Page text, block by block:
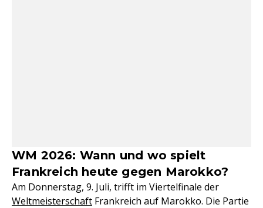
WM 2026: Wann und wo spielt
Frankreich heute gegen Marokko?
Am Donnerstag, 9. Juli, trifft im Viertelfinale der
Weltmeisterschaft Frankreich auf Marokko. Die Partie